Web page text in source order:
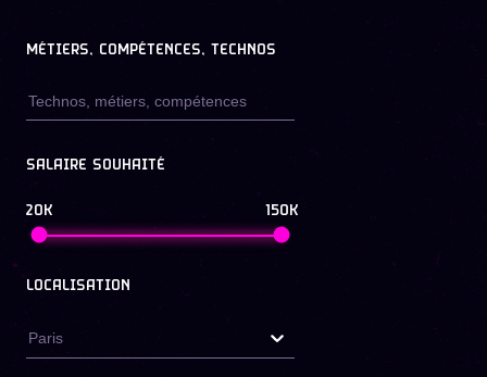
MÉTIERS, COMPÉTENCES, TECHNOS
SALAIRE SOUHAITÉ
20K 150K
LOCALISATION
Paris